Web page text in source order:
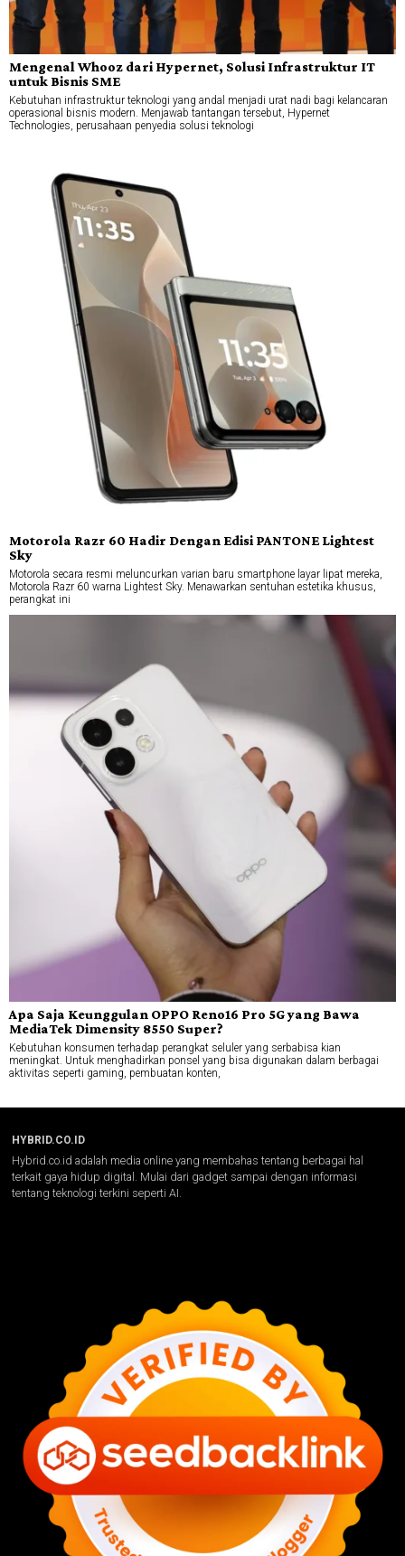
Mengenal Whooz dari Hypernet, Solusi Infrastruktur IT
untuk Bisnis SME
Kebutuhan infrastruktur teknologi yang andal menjadi urat nadi bagi kelancaran
operasional bisnis modern. Menjawab tantangan tersebut, Hypernet
Technologies, perusahaan penyedia solusi teknologi
Motorola Razr 60 Hadir Dengan Edisi PANTONE Lightest
Sky
Motorola secara resmi meluncurkan varian baru smartphone layar lipat mereka,
Motorola Razr 60 warna Lightest Sky. Menawarkan sentuhan estetika khusus,
perangkat ini
Apa Saja Keunggulan OPPO Reno16 Pro 5G yang Bawa
MediaTek Dimensity 8550 Super?
Kebutuhan konsumen terhadap perangkat seluler yang serbabisa kian
meningkat. Untuk menghadirkan ponsel yang bisa digunakan dalam berbagai
aktivitas seperti gaming, pembuatan konten,
HYBRID.CO.ID
Hybrid.co.id adalah media online yang membahas tentang berbagai hal
terkait gaya hidup digital. Mulai dari gadget sampai dengan informasi
tentang teknologi terkini seperti AI.